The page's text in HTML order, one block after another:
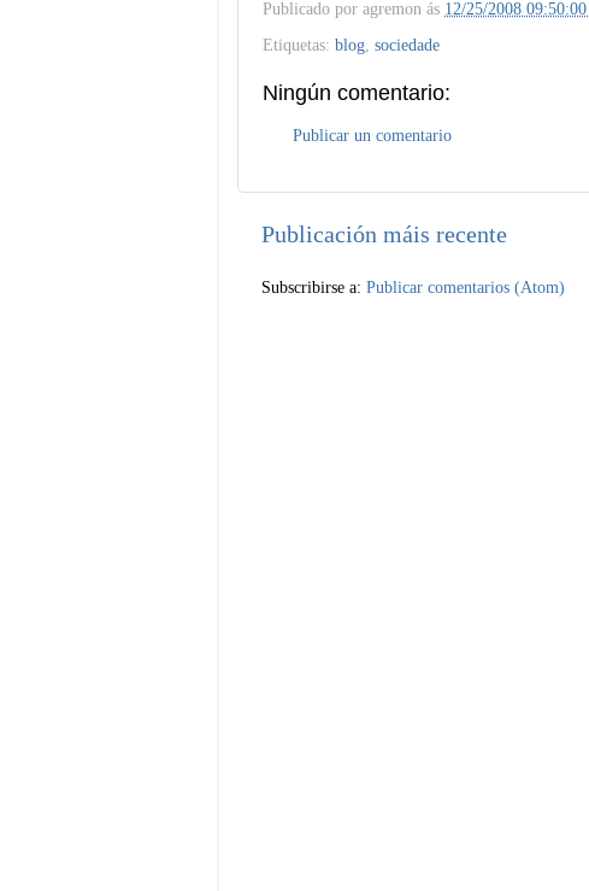
Publicado por agremon ás 12/25/2008 09:50:00
Etiquetas: blog sociedade
Ningún comentario:
Publicar un comentario
Publicación máis recente
Subscribirse a: Publicar comentarios (Atom)